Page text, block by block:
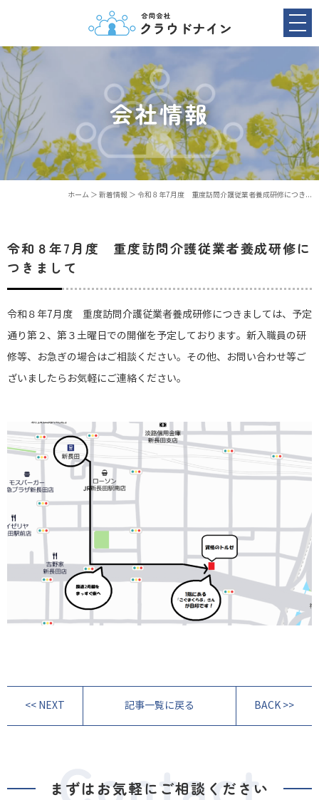
会社情報
ホーム ＞ 新着情報 ＞ 令和８年7月度 重度訪問介護従業者養成研修につき...
令和８年7月度 重度訪問介護従業者養成研修に
つきまして
令和８年7月度 重度訪問介護従業者養成研修につきましては、予定
通り第２、第３土曜日での開催を予定しております。新入職員の研
修等、お急ぎの場合はご相談ください。その他、お問い合わせ等ご
ざいましたらお気軽にご連絡ください。
<< NEXT 記事一覧に戻る BACK >>
まずはお気軽にご相談ください